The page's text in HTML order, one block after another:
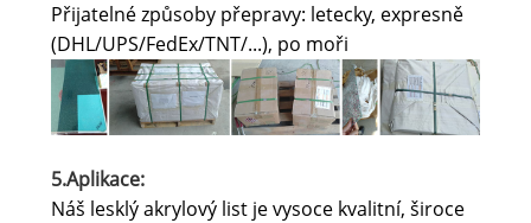
Přijatelné způsoby přepravy: letecky, expresně
(DHL/UPS/FedEx/TNT/...), po moři
5.Aplikace:
Náš lesklý akrylový list je vysoce kvalitní, široce